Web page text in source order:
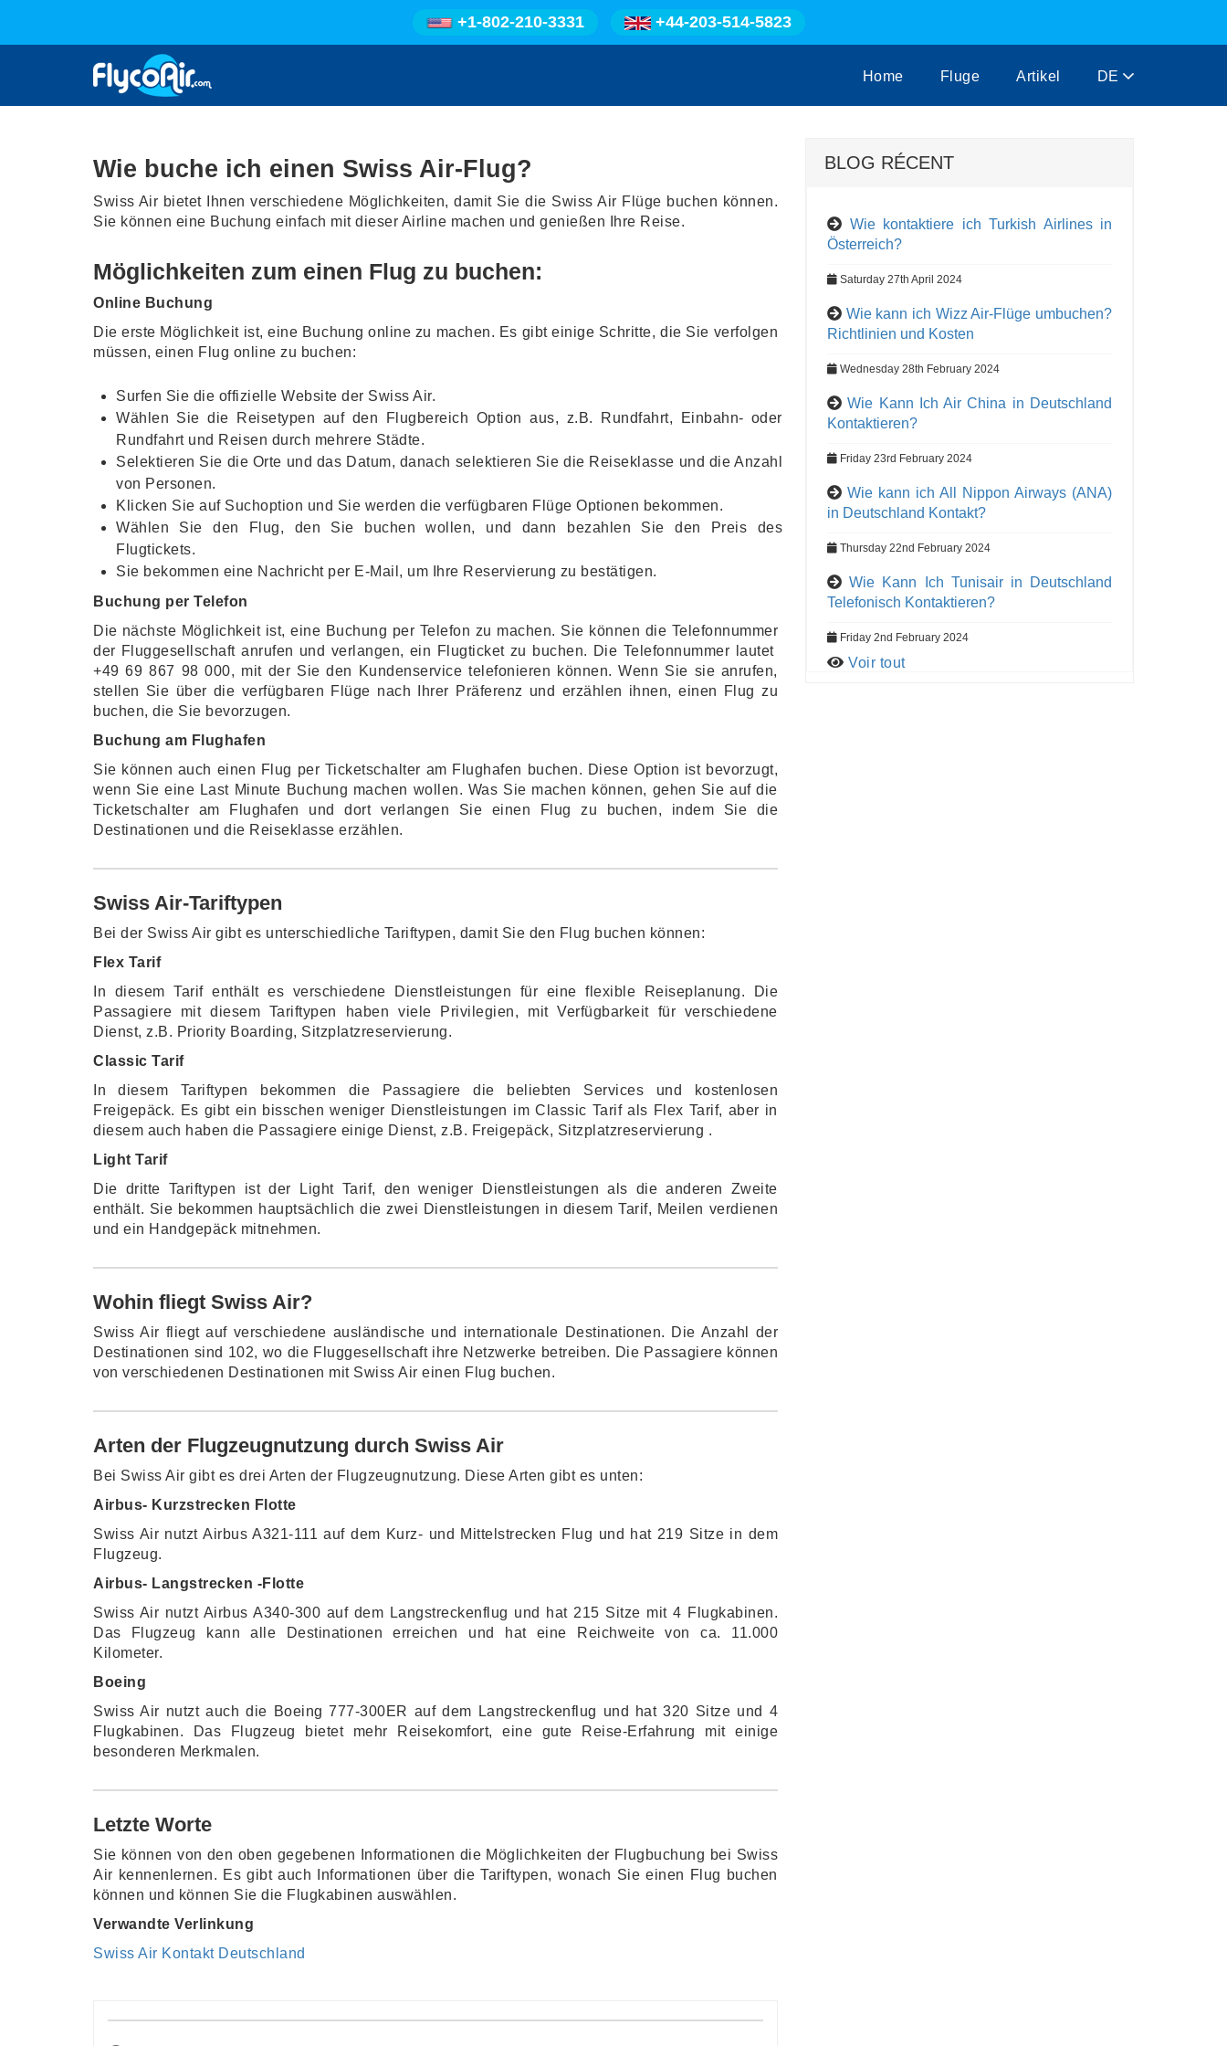
+1-802-210-3331 +44-203-514-5823
Home Fluge Artikel DE
Wie buche ich einen Swiss Air-Flug?
Swiss Air bietet Ihnen verschiedene Möglichkeiten, damit Sie die Swiss Air Flüge buchen können.
Sie können eine Buchung einfach mit dieser Airline machen und genießen Ihre Reise.
Möglichkeiten zum einen Flug zu buchen:
Online Buchung
Die erste Möglichkeit ist, eine Buchung online zu machen. Es gibt einige Schritte, die Sie verfolgen
müssen, einen Flug online zu buchen:
Surfen Sie die offizielle Website der Swiss Air.
Wählen Sie die Reisetypen auf den Flugbereich Option aus, z.B. Rundfahrt, Einbahn- oder
Rundfahrt und Reisen durch mehrere Städte.
Selektieren Sie die Orte und das Datum, danach selektieren Sie die Reiseklasse und die Anzahl
von Personen.
Klicken Sie auf Suchoption und Sie werden die verfügbaren Flüge Optionen bekommen.
Wählen Sie den Flug, den Sie buchen wollen, und dann bezahlen Sie den Preis des
Flugtickets.
Sie bekommen eine Nachricht per E-Mail, um Ihre Reservierung zu bestätigen.
Buchung per Telefon
Die nächste Möglichkeit ist, eine Buchung per Telefon zu machen. Sie können die Telefonnummer
der Fluggesellschaft anrufen und verlangen, ein Flugticket zu buchen. Die Telefonnummer lautet
+49 69 867 98 000, mit der Sie den Kundenservice telefonieren können. Wenn Sie sie anrufen,
stellen Sie über die verfügbaren Flüge nach Ihrer Präferenz und erzählen ihnen, einen Flug zu
buchen, die Sie bevorzugen.
Buchung am Flughafen
Sie können auch einen Flug per Ticketschalter am Flughafen buchen. Diese Option ist bevorzugt,
wenn Sie eine Last Minute Buchung machen wollen. Was Sie machen können, gehen Sie auf die
Ticketschalter am Flughafen und dort verlangen Sie einen Flug zu buchen, indem Sie die
Destinationen und die Reiseklasse erzählen.
Swiss Air-Tariftypen
Bei der Swiss Air gibt es unterschiedliche Tariftypen, damit Sie den Flug buchen können:
Flex Tarif
In diesem Tarif enthält es verschiedene Dienstleistungen für eine flexible Reiseplanung. Die
Passagiere mit diesem Tariftypen haben viele Privilegien, mit Verfügbarkeit für verschiedene
Dienst, z.B. Priority Boarding, Sitzplatzreservierung.
Classic Tarif
In diesem Tariftypen bekommen die Passagiere die beliebten Services und kostenlosen
Freigepäck. Es gibt ein bisschen weniger Dienstleistungen im Classic Tarif als Flex Tarif, aber in
diesem auch haben die Passagiere einige Dienst, z.B. Freigepäck, Sitzplatzreservierung .
Light Tarif
Die dritte Tariftypen ist der Light Tarif, den weniger Dienstleistungen als die anderen Zweite
enthält. Sie bekommen hauptsächlich die zwei Dienstleistungen in diesem Tarif, Meilen verdienen
und ein Handgepäck mitnehmen.
Wohin fliegt Swiss Air?
Swiss Air fliegt auf verschiedene ausländische und internationale Destinationen. Die Anzahl der
Destinationen sind 102, wo die Fluggesellschaft ihre Netzwerke betreiben. Die Passagiere können
von verschiedenen Destinationen mit Swiss Air einen Flug buchen.
Arten der Flugzeugnutzung durch Swiss Air
Bei Swiss Air gibt es drei Arten der Flugzeugnutzung. Diese Arten gibt es unten:
Airbus- Kurzstrecken Flotte
Swiss Air nutzt Airbus A321-111 auf dem Kurz- und Mittelstrecken Flug und hat 219 Sitze in dem
Flugzeug.
Airbus- Langstrecken -Flotte
Swiss Air nutzt Airbus A340-300 auf dem Langstreckenflug und hat 215 Sitze mit 4 Flugkabinen.
Das Flugzeug kann alle Destinationen erreichen und hat eine Reichweite von ca. 11.000
Kilometer.
Boeing
Swiss Air nutzt auch die Boeing 777-300ER auf dem Langstreckenflug und hat 320 Sitze und 4
Flugkabinen. Das Flugzeug bietet mehr Reisekomfort, eine gute Reise-Erfahrung mit einige
besonderen Merkmalen.
Letzte Worte
Sie können von den oben gegebenen Informationen die Möglichkeiten der Flugbuchung bei Swiss
Air kennenlernen. Es gibt auch Informationen über die Tariftypen, wonach Sie einen Flug buchen
können und können Sie die Flugkabinen auswählen.
Verwandte Verlinkung
Swiss Air Kontakt Deutschland
BLOG RÉCENT
Wie kontaktiere ich Turkish Airlines in
Österreich?
Saturday 27th April 2024
Wie kann ich Wizz Air-Flüge umbuchen?
Richtlinien und Kosten
Wednesday 28th February 2024
Wie Kann Ich Air China in Deutschland
Kontaktieren?
Friday 23rd February 2024
Wie kann ich All Nippon Airways (ANA)
in Deutschland Kontakt?
Thursday 22nd February 2024
Wie Kann Ich Tunisair in Deutschland
Telefonisch Kontaktieren?
Friday 2nd February 2024
Voir tout